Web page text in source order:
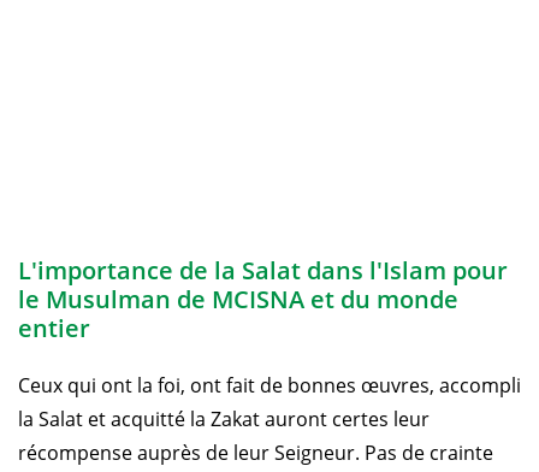
L'importance de la Salat dans l'Islam pour
le Musulman de MCISNA et du monde
entier
Ceux qui ont la foi, ont fait de bonnes œuvres, accompli
la Salat et acquitté la Zakat auront certes leur
récompense auprès de leur Seigneur. Pas de crainte